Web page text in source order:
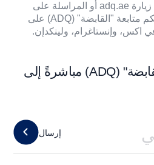
adq.ae أو المراسلة على
. كما يمكنكم متابعة "القابضة" (ADQ) على
اكس، وإنستاغرام، ولينكدإن.
إرسل أخبار ورؤى "القابضة" (ADQ) مباشرةً إلى
إرسال